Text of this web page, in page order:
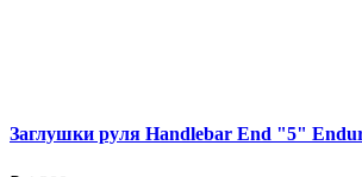
Заглушки руля Handlebar End "5"